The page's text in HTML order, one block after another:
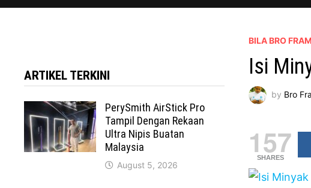
BILA BRO
Isi
by Bro
157
SHARES
ARTIKEL TERKINI
PerySmith AirStick Pro
Tampil Dengan Rekaan
Ultra Nipis Buatan
Malaysia
August 5, 2026